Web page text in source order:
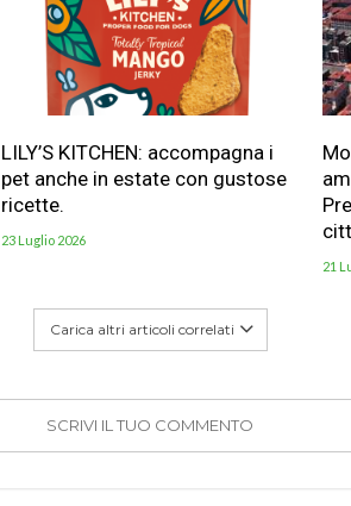
LILY’S KITCHEN: accompagna i
pet anche in estate con gustose
ricette.
23 Luglio 2026
21
Carica altri articoli correlati
SCRIVI IL TUO COMMENTO